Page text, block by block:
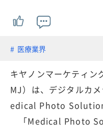
医療業界
キヤノンマーケティン
MJ）は、デジタルカ
edical Photo Solution
「Medical Photo